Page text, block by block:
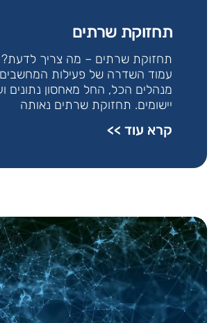
תחזוקת שרתים
תחזוקת שרתים – מה צריך
עמוד השדרה של פעילות
מנהלים הכל, החל מאחסון נתונים
יישומים. תחזוקת שרתים נאותה
קרא עוד >>